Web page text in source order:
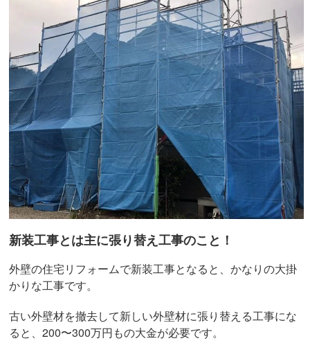
新装工事とは主に張り替え工事のこと！
外壁の住宅リフォームで新装工事となると、かなりの大掛
かりな工事です。
古い外壁材を撤去して新しい外壁材に張り替える工事にな
ると、200〜300万円もの大金が必要です。